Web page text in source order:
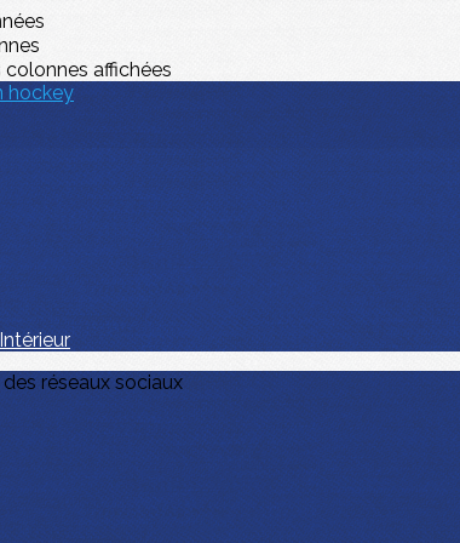
affichées
réseaux sociaux